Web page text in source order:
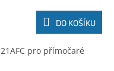
DO KOŠÍKU
pro přímočaré